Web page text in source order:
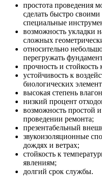
простота проведения
сделать быстро
специальные
возможность укладки
сложных
относительно
перегружать
прочность и
устойчивость к
биологических
высокая степень
низкий процент
возможность простой
проведении ремонта;
презентабельный
звукоизоляционные
дождях и ветрах;
стойкость к
явлениям;
долгий срок службы.